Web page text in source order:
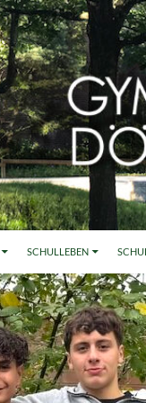
SCHULLEBEN